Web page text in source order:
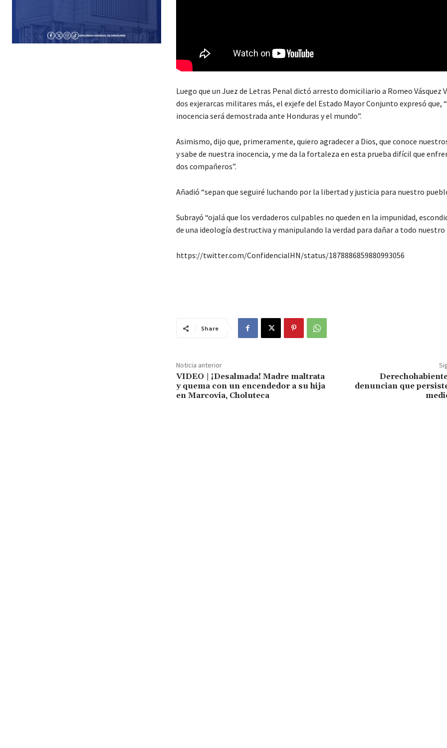
Luego que un Juez de Letras Penal dictó arresto domiciliario a Romeo Vásquez
dos exjerarcas militares más, el exjefe del Estado Mayor Conjunto expresó que,
inocencia será demostrada ante Honduras y el mundo”.
Asimismo, dijo que, primeramente, quiero agradecer a Dios, que conoce
y sabe de nuestra inocencia, y me da la fortaleza en esta prueba difícil que
dos compañeros”.
Añadió “sepan que seguiré luchando por la libertad y justicia para nuestro
Subrayó “ojalá que los verdaderos culpables no queden en la impunidad,
de una ideología destructiva y manipulando la verdad para dañar a todo nuestro
https://twitter.com/ConfidencialHN/status/1878886859880993056
Share
Noticia anterior
VIDEO | ¡Desalmada! Madre maltrata
y quema con un encendedor a su hija
en Marcovia, Choluteca
denuncian que